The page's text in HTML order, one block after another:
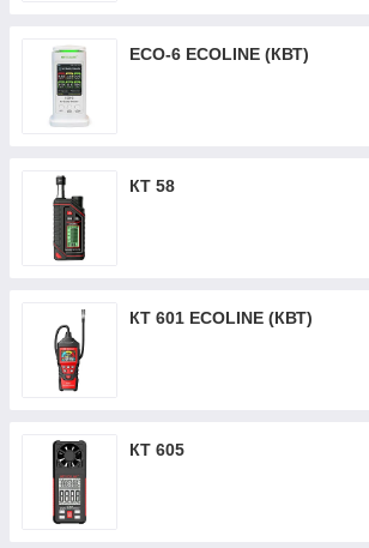
ECO-6 ECOLINE (КВТ)
КТ 58
КТ 601 ECOLINE (КВТ)
КТ 605